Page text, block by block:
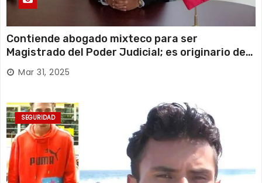
Contiende abogado mixteco para ser
Magistrado del Poder Judicial; es originario de
Huajuapan de León
Mar 31, 2025
SEGURIDAD